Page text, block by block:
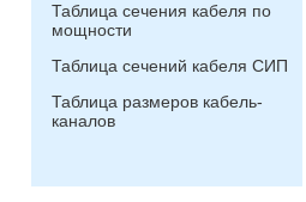
Таблица сечения кабеля по
мощности
Таблица сечений кабеля СИП
Таблица размеров кабель-
каналов